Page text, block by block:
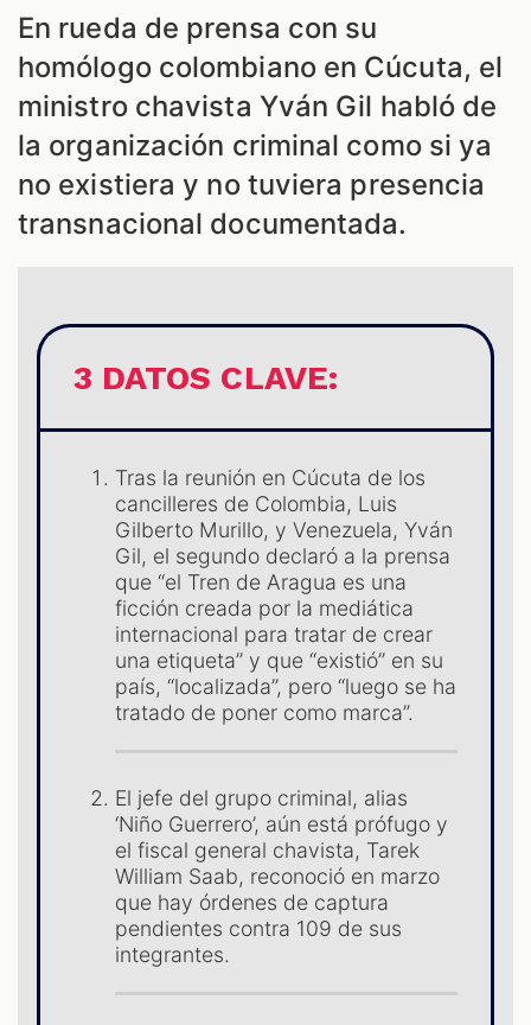
En rueda de prensa con su
homólogo colombiano en Cúcuta, el
ministro chavista Yván Gil habló de
la organización criminal como si ya
no existiera y no tuviera presencia
transnacional documentada.
3 DATOS CLAVE:
Tras la reunión en Cúcuta de los
cancilleres de Colombia, Luis
Gilberto Murillo, y Venezuela, Yván
Gil, el segundo declaró a la prensa
que “el Tren de Aragua es una
ficción creada por la mediática
internacional para tratar de crear
una etiqueta” y que “existió” en su
país, “localizada”, pero “luego se ha
tratado de poner como marca”.
El jefe del grupo criminal, alias
‘Niño Guerrero’, aún está prófugo y
el fiscal general chavista, Tarek
William Saab, reconoció en marzo
que hay órdenes de captura
pendientes contra 109 de sus
integrantes.